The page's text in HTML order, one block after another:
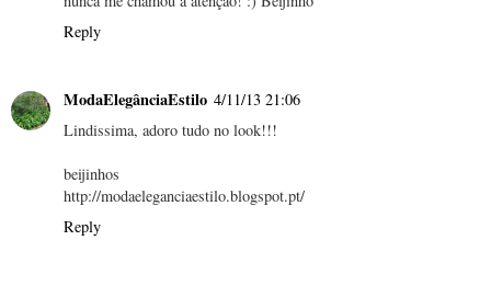
Reply
ModaElegânciaEstilo 4/11/13 21:06
Lindissima, adoro tudo no look!!!
beijinhos
http://modaeleganciaestilo.blogspot.pt/
Reply